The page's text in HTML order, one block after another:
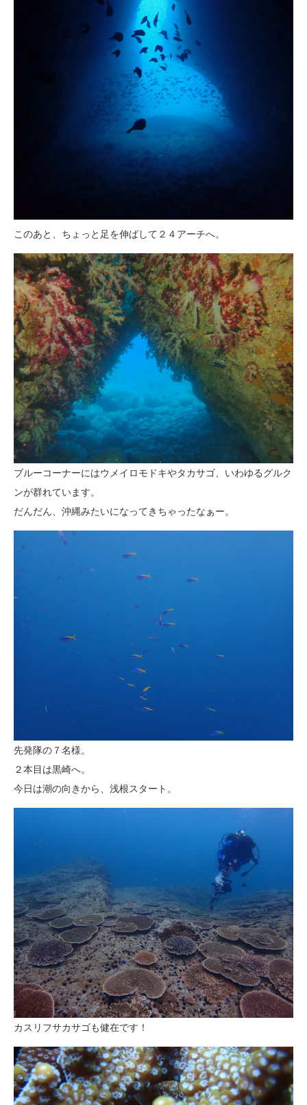
このあと、ちょっと足を伸ばして２４アーチへ。
ブルーコーナーにはウメイロモドキやタカサゴ、いわゆるグルク
ンが群れています。
だんだん、沖縄みたいになってきちゃったなぁー。
先発隊の７名様。
２本目は黒崎へ。
今日は潮の向きから、浅根スタート。
カスリフサカサゴも健在です！